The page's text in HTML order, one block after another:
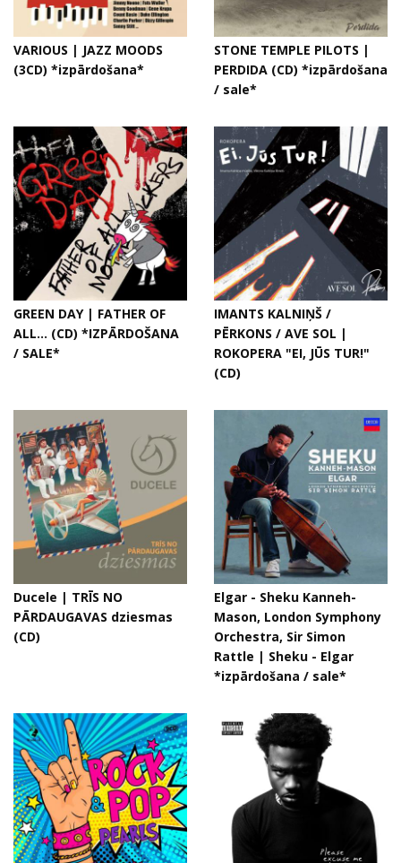
VARIOUS | JAZZ MOODS
(3CD) *izpārdošana*
STONE TEMPLE PILOTS |
PERDIDA (CD) *izpārdošana
/ sale*
GREEN DAY | FATHER OF
ALL... (CD) *IZPĀRDOŠANA
/ SALE*
IMANTS KALNIŅŠ /
PĒRKONS / AVE SOL |
ROKOPERA "EI, JŪS TUR!"
(CD)
Ducele | TRĪS NO
PĀRDAUGAVAS dziesmas
(CD)
Elgar - Sheku Kanneh-
Mason, London Symphony
Orchestra, Sir Simon
Rattle | Sheku - Elgar
*izpārdošana / sale*